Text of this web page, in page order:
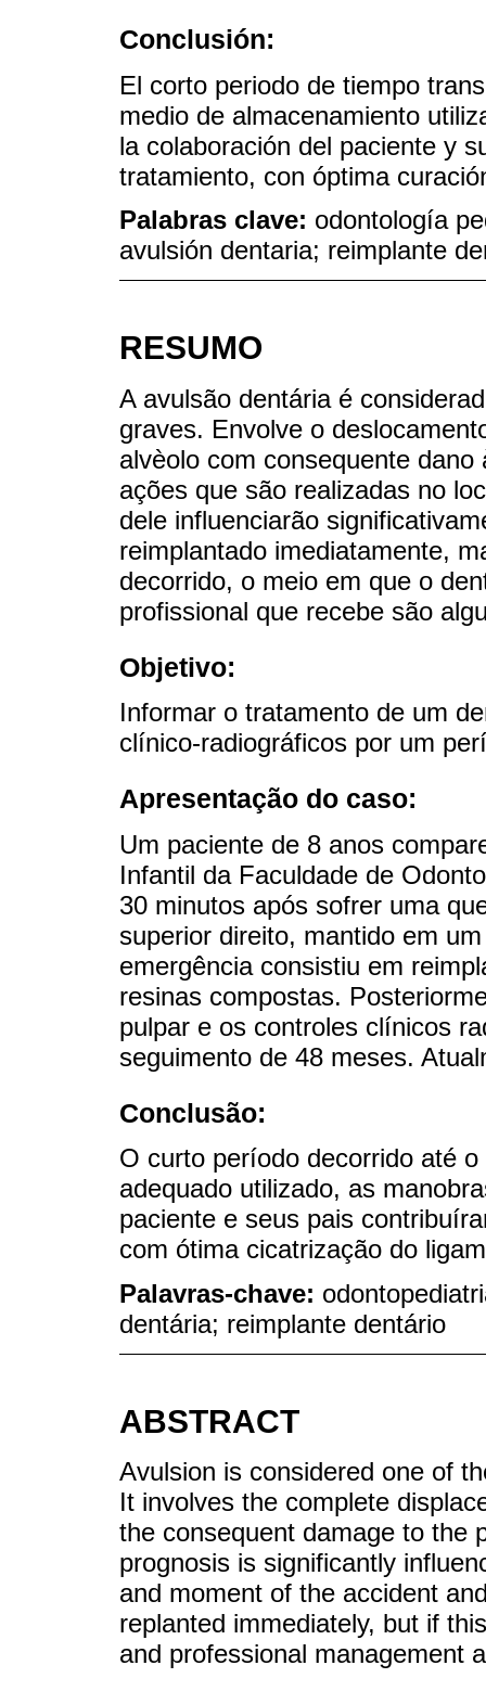
Conclusión:
El corto periodo de tiempo
medio de almacenamiento
la colaboración del paciente y
tratamiento, con óptima
Palabras clave: odontología
avulsión dentaria; reimplante
RESUMO
A avulsão dentária é
graves. Envolve o
alvèolo com consequente
ações que são realizadas no
dele influenciarão
reimplantado imediatamente,
decorrido, o meio em que o
profissional que recebe são
Objetivo:
Informar o tratamento de um
clínico-radiográficos por um
Apresentação do caso:
Um paciente de 8 anos
Infantil da Faculdade de
30 minutos após sofrer uma
superior direito, mantido em
emergência consistiu em
resinas compostas.
pulpar e os controles clínicos
seguimento de 48 meses.
Conclusão:
O curto período decorrido até
adequado utilizado, as
paciente e seus pais
com ótima cicatrização do
Palavras-chave:
dentária; reimplante dentário
ABSTRACT
Avulsion is considered one of
It involves the complete
the consequent damage to the
prognosis is significantly
and moment of the accident
replanted immediately, but if
and professional management